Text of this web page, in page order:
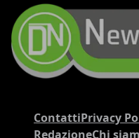
ContattiPrivacy
RedazioneChi